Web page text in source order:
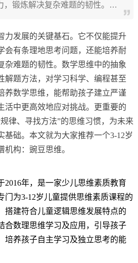
，锻炼解决复杂难题的韧性。…
发展的关键基石。它不仅能提升
会有条理地思考问题，还能培养耐
杂难题的韧性。数学思维中的抽象
解题方法，对学习科学、编程甚至
养数学思维，能帮助孩子建立严谨
活中更高效地应对挑战。更重要的
律、寻找方法”的思维习惯，为未来
基础。本文就为大家推荐一个3-12岁
机构：豌豆思维。
年，是一家少儿思维素质教育
门为3-12岁儿童提供思维素质课程的
搭建符合儿童逻辑思维发展特点的
合数理思维学习及应用，引导孩子
培养孩子自主学习及独立思考的能